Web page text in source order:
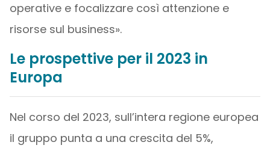
operative e focalizzare così attenzione e
risorse sul business».
Le prospettive per il 2023 in
Europa
Nel corso del 2023, sull’intera regione europea
il gruppo punta a una crescita del 5%,